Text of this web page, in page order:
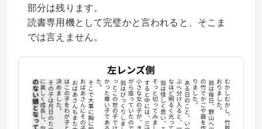
部分は残ります。
読書専用機として完璧かと言われると、そこま
では言えません。